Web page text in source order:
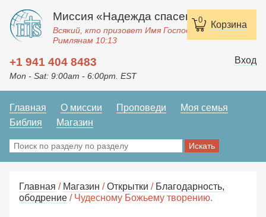
0 Корзина
Миссия «Надежда спасения»
Всякий, кто призовет Имя Господне, спасется.
Римлянам 10:13
+1 941 404 8483
Mon - Sat: 9:00am - 6:00pm. EST
Вход
Главная О миссии Проповеди
Моя семья
Библия
Магазин
Главная / Магазин /Открытки / Благодарность,
ободрение / Чудесному Божьему творению.